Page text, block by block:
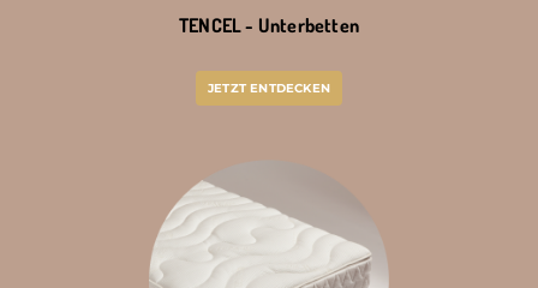
TENCEL - Unterbetten
JETZT ENTDECKEN